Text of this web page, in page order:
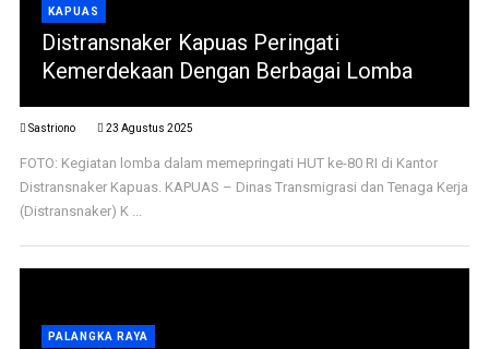
KAPUAS
Distransnaker Kapuas Peringati
Kemerdekaan Dengan Berbagai Lomba
Sastriono 23 Agustus 2025
FOTO: Kegiatan lomba dalam memepringati HUT ke-80 RI di Kantor
Distransnaker Kapuas. KAPUAS – Dinas Transmigrasi dan Tenaga Kerja
(Distransnaker) K ...
PALANGKA RAYA